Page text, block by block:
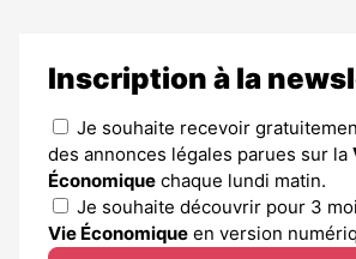
Inscription à la
Je souhaite recevoir
des annonces légales parues sur la
Économique chaque lundi matin.
Je souhaite découvrir pour 3
Vie Économique en version